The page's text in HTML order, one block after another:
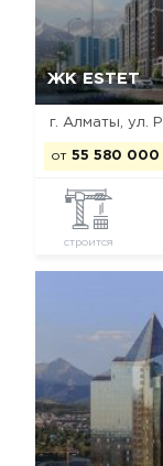
ЖК ESTET
от 55 580 000
строится